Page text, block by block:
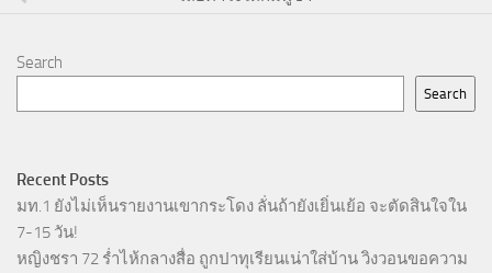
Search
Search
Recent Posts
มท.1 ยังไม่เห็นรายงานเขากระโดง ลั่นถ้ายังเยิ่นเย้อ จะตัดสินใจใน
7-15 วัน!
หญิงชรา 72 ร่ำไห้กลางสื่อ ถูกปาทุเรียนเน่าใส่บ้าน วิงวอนขอความ